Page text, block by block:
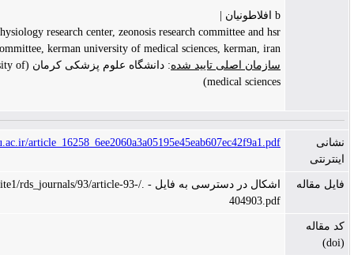
researcher, physiology research center, zeonosis research committee and
committee, kerman university of medical sciences, kerman,
اصلی تایید شده
: دانشگاه علوم پزشکی کرمان (Kerman university of
http://jkmu.kmu.ac.ir/
اشکال در دسترسی به فایل - ./files/site1/rds_journals/93/article-93-